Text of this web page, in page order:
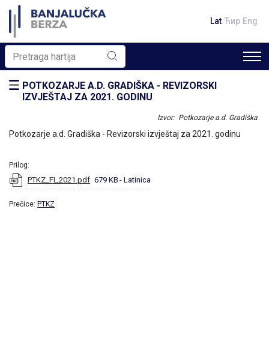
Lat Ћир Eng
POTKOZARJE A.D. GRADIŠKA - REVIZORSKI
IZVJEŠTAJ ZA 2021. GODINU
Izvor: Potkozarje a.d. Gradiška
Potkozarje a.d. Gradiška - Revizorski izvještaj za 2021. godinu
Prilog:
PTKZ_FI_2021.pdf 679 KB - Latinica
Prečice: PTKZ